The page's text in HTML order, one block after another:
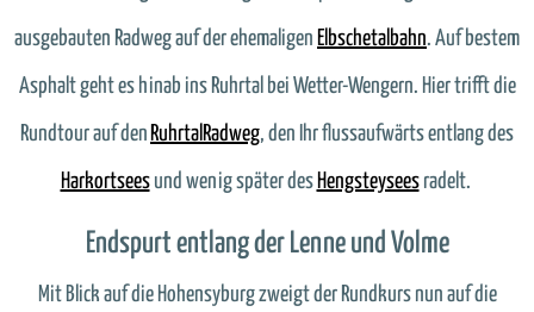
ausgebauten Radweg auf der ehemaligen Elbschetalbahn. Auf bestem
Asphalt geht es hinab ins Ruhrtal bei Wetter-Wengern. Hier trifft die
Rundtour auf den RuhrtalRadweg, den Ihr flussaufwärts entlang des
Harkortseesund wenig später des Hengsteyseesradelt.
Endspurt entlang der Lenne und Volme
Mit Blick auf die Hohensyburg zweigt der Rundkurs nun auf die